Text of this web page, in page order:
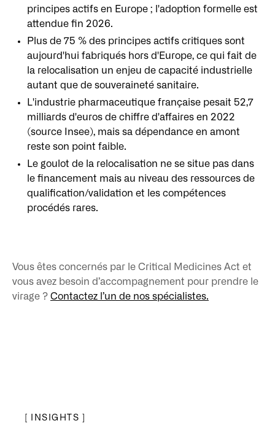
principes actifs en Europe ; l'adoption formelle est
attendue fin 2026.
Plus de 75 % des principes actifs critiques sont
aujourd'hui fabriqués hors d'Europe, ce qui fait de
la relocalisation un enjeu de capacité industrielle
autant que de souveraineté sanitaire.
L'industrie pharmaceutique française pesait 52,7
milliards d'euros de chiffre d'affaires en 2022
(source Insee), mais sa dépendance en amont
reste son point faible.
Le goulot de la relocalisation ne se situe pas dans
le financement mais au niveau des ressources de
qualification/validation et les compétences
procédés rares.
Vous êtes concernés par le Critical Medicines Act et
vous avez besoin d’accompagnement pour prendre le
virage ? Contactez l’un de nos spécialistes.
[ INSIGHTS ]